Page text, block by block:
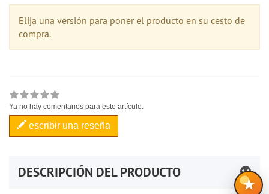
Elija una versión para poner el producto en su cesto de
compra.
Ya no hay comentarios para este artículo.
escribir una reseña
DESCRIPCIÓN DEL PRODUCTO
★